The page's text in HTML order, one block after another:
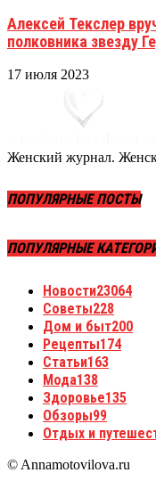
Алексей Текслер
полковника звезду
17 июля 2023
Женский журнал.
ПОПУЛЯРНЫЕ ПОСТЫ
ПОПУЛЯРНЫЕ
Новости23064
Советы228
Дом и быт200
Рецепты174
Статьи163
Мода138
Здоровье135
Обзоры99
Отдых и
© Annamotovilova.ru